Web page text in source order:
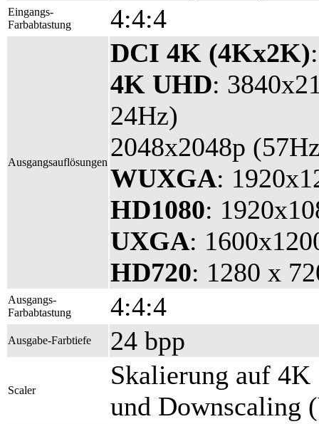
Eingangs-
Farbabtastung
4:4:4
Ausgangsauflösungen
DCI 4K (4Kx2K)
4K UHD:
24Hz)
2048x2048p
WUXGA:
HD1080:
UXGA:
HD720: 1280 x
Ausgangs-
Farbabtastung
4:4:4
Ausgabe-Farbtiefe 24 bpp
Scaler
Skalierung auf
und Downscaling